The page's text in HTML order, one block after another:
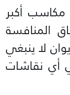
أكبر
المنافسة
لا ينبغي
أي نقاشات